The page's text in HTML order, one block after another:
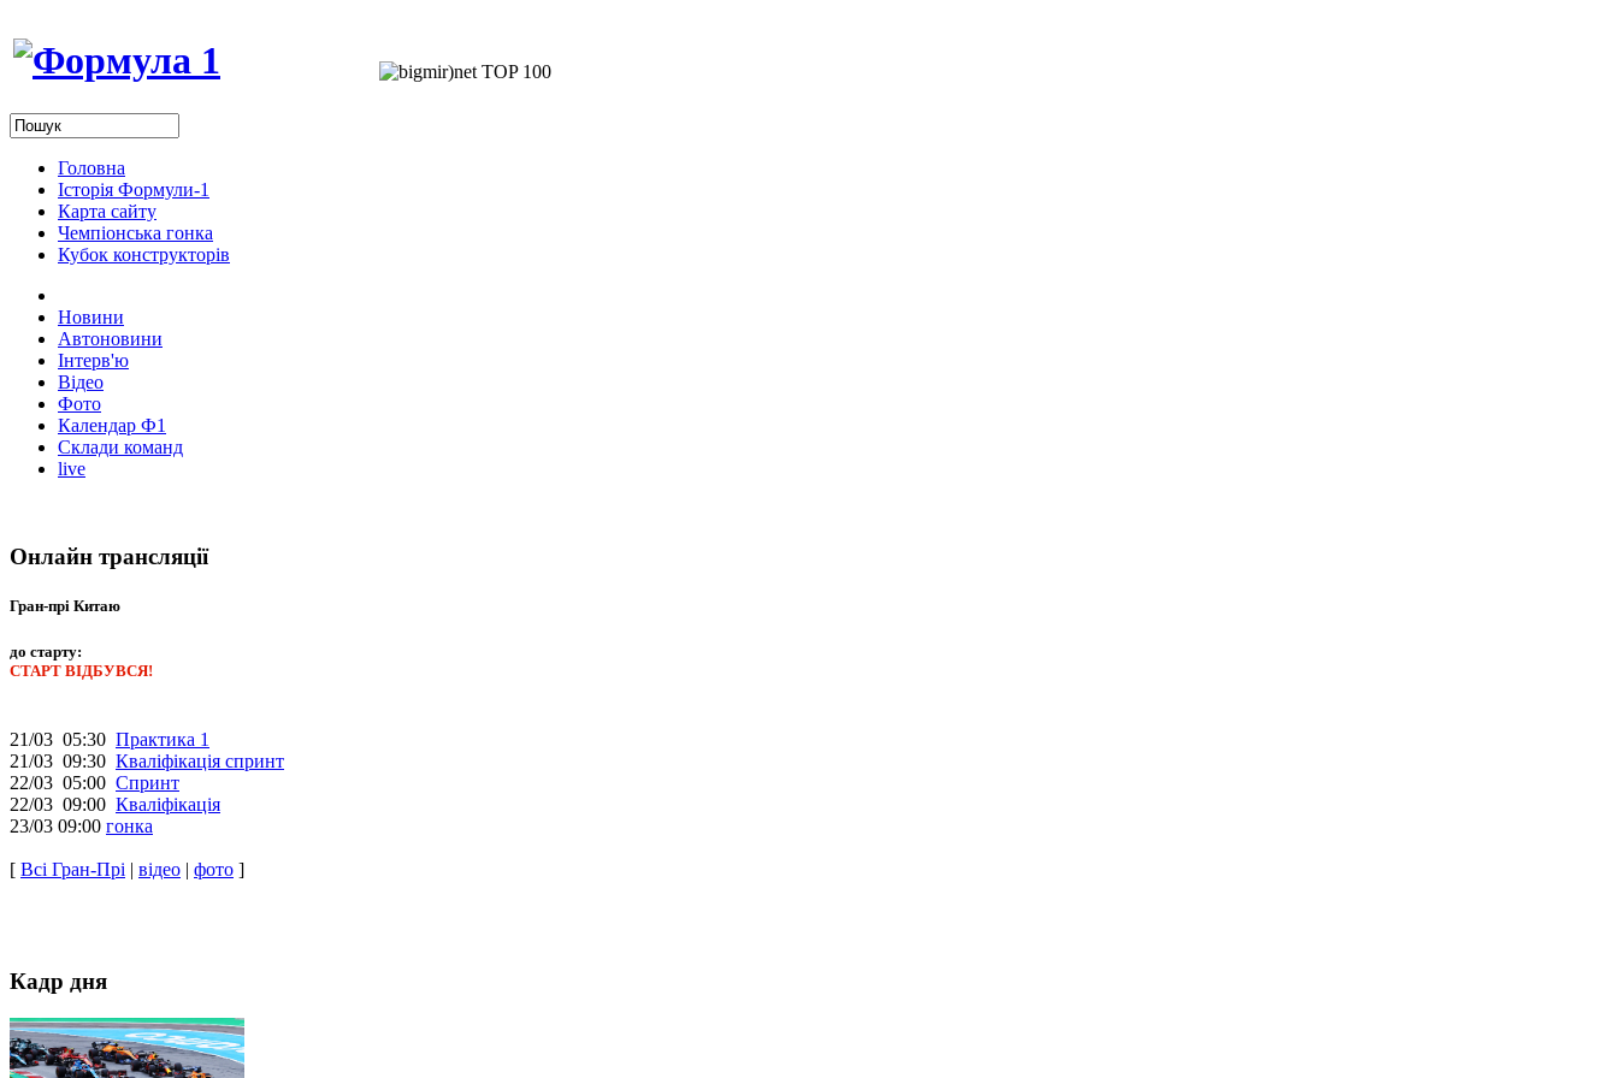
Головна
Історія Формули-1
Карта сайту
Чемпіонська гонка
Кубок конструкторів
Новини
Автоновини
Інтерв'ю
Відео
Фото
Календар Ф1
Склади команд
live
Онлайн трансляції
Гран-прі Китаю
до старту:
СТАРТ ВІДБУВСЯ!
21/03 05:30 Практика 1
21/03 09:30 Кваліфікація спринт
22/03 05:00 Спринт
22/03 09:00 Кваліфікація
23/03 09:00 гонка
[ Всі Гран-Прі | відео | фото ]
Кадр дня